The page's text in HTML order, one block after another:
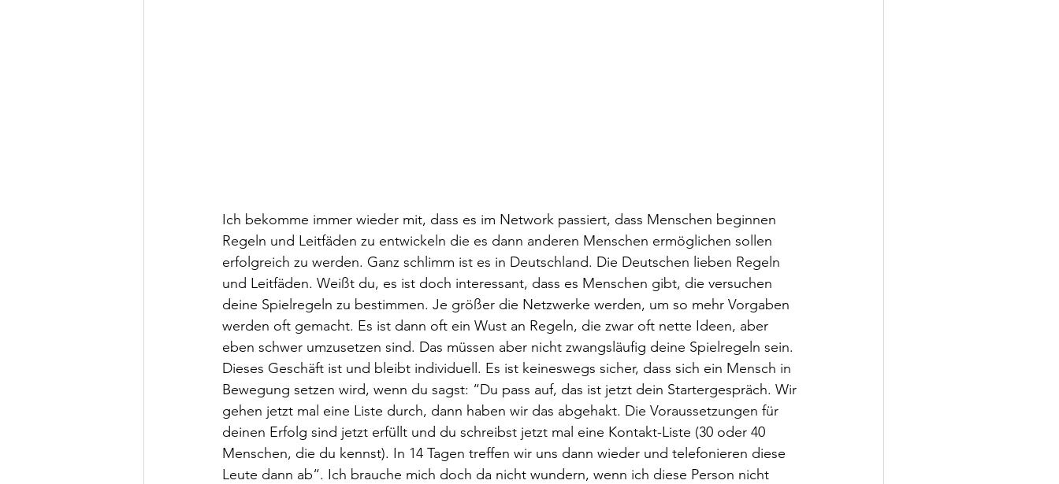
Ich bekomme immer wieder mit, dass es im Network passiert, dass Menschen beginnen
Regeln und Leitfäden zu entwickeln die es dann anderen Menschen ermöglichen sollen
erfolgreich zu werden. Ganz schlimm ist es in Deutschland. Die Deutschen lieben Regeln
und Leitfäden. Weißt du, es ist doch interessant, dass es Menschen gibt, die versuchen
deine Spielregeln zu bestimmen. Je größer die Netzwerke werden, um so mehr Vorgaben
werden oft gemacht. Es ist dann oft ein Wust an Regeln, die zwar oft nette Ideen, aber
eben schwer umzusetzen sind. Das müssen aber nicht zwangsläufig deine Spielregeln sein.
Dieses Geschäft ist und bleibt individuell. Es ist keineswegs sicher, dass sich ein Mensch in
Bewegung setzen wird, wenn du sagst: “Du pass auf, das ist jetzt dein Startergespräch. Wir
gehen jetzt mal eine Liste durch, dann haben wir das abgehakt. Die Voraussetzungen für
deinen Erfolg sind jetzt erfüllt und du schreibst jetzt mal eine Kontakt-Liste (30 oder 40
Menschen, die du kennst). In 14 Tagen treffen wir uns dann wieder und telefonieren diese
Leute dann ab“. Ich brauche mich doch da nicht wundern, wenn ich diese Person nicht